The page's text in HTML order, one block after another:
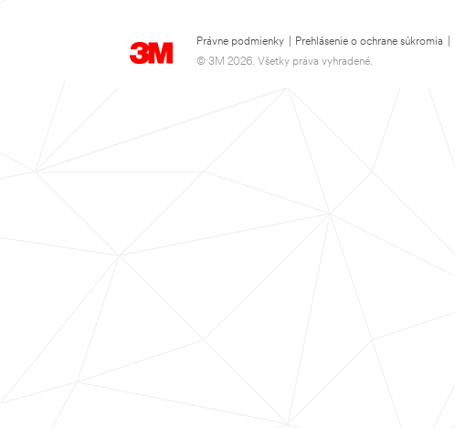
Právne podmienky Prehlásenie o ochrane súkromia
© 3M 2026. Všetky práva vyhradené.